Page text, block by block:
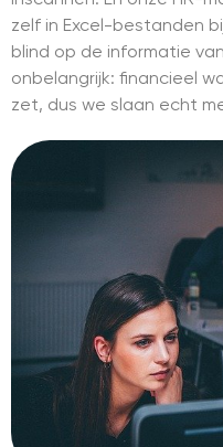
zelf in Excel-bestanden
blind op de informatie
onbelangrijk: financieel
zet, dus we slaan echt